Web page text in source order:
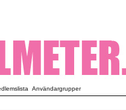
Användargrupper